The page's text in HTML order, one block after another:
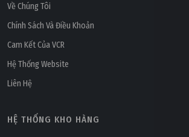
Về Chúng Tôi
Chính Sách Và Điều Khoản
Cam Kết Của VCR
Hệ Thống Website
Liên Hệ
HỆ THỐNG KHO HÀNG